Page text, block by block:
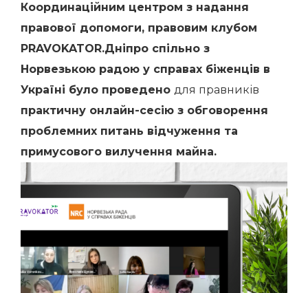
Координаційним центром з надання
правової допомоги, правовим клубом
PRAVOKATOR.Дніпро спільно з
Норвезькою радою у справах біженців в
Україні було проведено для правників
практичну онлайн-сесію з обговорення
проблемних питань відчуження та
примусового вилучення майна.